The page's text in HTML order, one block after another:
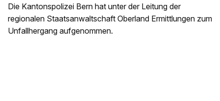
Die Kantonspolizei Bern hat unter der Leitung der
regionalen Staatsanwaltschaft Oberland Ermittlungen zum
Unfallhergang aufgenommen.